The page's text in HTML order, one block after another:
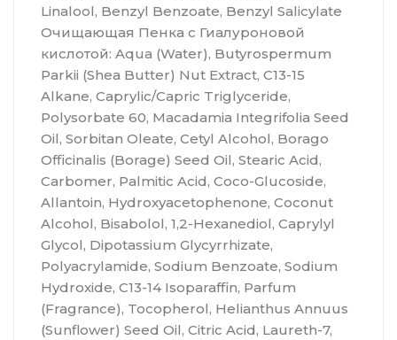
Linalool, Benzyl Benzoate, Benzyl Salicylate
Очищающая Пенка c Гиалуроновой
кислотой: Aqua (Water), Butyrospermum
Parkii (Shea Butter) Nut Extract, C13-15
Alkane, Caprylic/Capric Triglyceride,
Polysorbate 60, Macadamia Integrifolia Seed
Oil, Sorbitan Oleate, Cetyl Alcohol, Borago
Officinalis (Borage) Seed Oil, Stearic Acid,
Carbomer, Palmitic Acid, Coco-Glucoside,
Allantoin, Hydroxyacetophenone, Coconut
Alcohol, Bisabolol, 1,2-Hexanediol, Caprylyl
Glycol, Dipotassium Glycyrrhizate,
Polyacrylamide, Sodium Benzoate, Sodium
Hydroxide, C13-14 Isoparaffin, Parfum
(Fragrance), Tocopherol, Helianthus Annuus
(Sunflower) Seed Oil, Citric Acid, Laureth-7,